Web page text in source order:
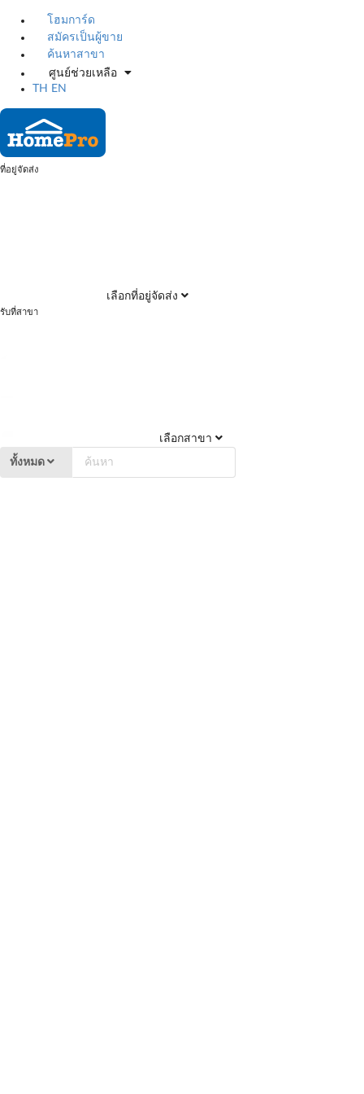
โฮมการ์ด
สมัครเป็นผู้ขาย
ค้นหาสาขา
ศูนย์ช่วยเหลือ
TH
EN
ที่อยู่จัดส่ง
เลือกที่อยู่จัดส่ง
รับที่สาขา
เลือกสาขา
ทั้งหมด